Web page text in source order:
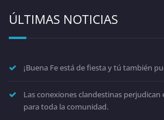
ÚLTIMAS NOTICIAS
¡Buena Fe está de fiesta y tú también
Las conexiones clandestinas
para toda la comunidad.